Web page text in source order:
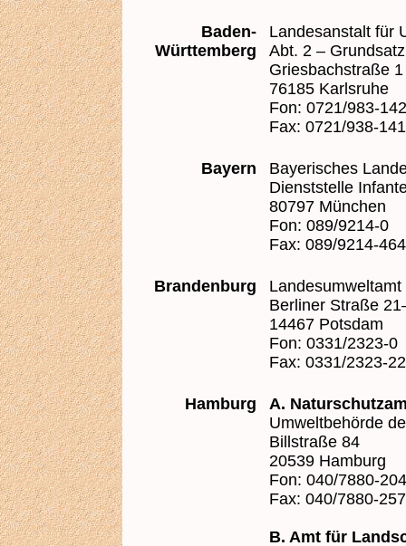
Baden-
Württemberg
Landesanstalt für
Abt. 2 –
Griesbachstraße 1
76185 Karlsruhe
Fon: 0721/983-
Fax: 0721/938-
Bayern
Bayerisches
Dienststelle
80797 München
Fon: 089/9214-0
Fax: 089/9214-
Brandenburg
Berliner Straße
14467 Potsdam
Fon: 0331/2323-0
Fax: 0331/2323-
Hamburg
A.
Umweltbehörde
Billstraße 84
20539 Hamburg
Fon: 040/7880-
Fax: 040/7880-
B. Amt für